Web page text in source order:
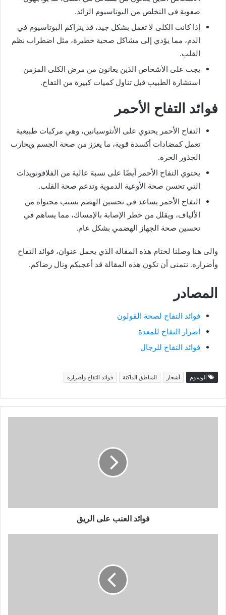
صعوبة في التخلص من البوتاسيوم الزائد.
إذا كانت الكلى لا تعمل بشكل جيد، قد يتراكم البوتاسيوم في
الدم، مما يؤدي إلى مشاكل صحية خطيرة، مثل اضطراب نظم
القلب.
يجب على الأشخاص الذين يعانون من مرض الكلى المزمن
استشارة الطبيب قبل تناول كميات كبيرة من التفاح.
فوائد التفاح الأحمر
التفاح الأحمر يحتوي على الأنثوسيانين، وهي مركبات طبيعية
تعمل كمضادات أكسدة قوية، ما يعزز من صحة الجسم ويحارب
الجذور الحرة.
يحتوي التفاح الأحمر أيضًا على نسبة عالية من الفلافونويدات
التي تحسن صحة الأوعية الدموية وتدعم صحة القلب.
التفاح الأحمر يساعد في تحسين الهضم بسبب محتواه من
الألياف، ويقلل من خطر الإصابة بالإمساك، مما يساهم في
تحسين صحة الجهاز الهضمي بشكل عام.
والى هنا وصلنا لختام هذه المقالة الذي يحمل عنوان، فوائد التفاح
وأضراره. نتمنى أن تكون هذه المقالة قد أعجبكم ونال رضاكم.
المصادر
فوائد التفاح لصحة القولون
أضرار التفاح للمعدة
فوائد التفاح للرجال
الوسوم أشجار المناطق الداكنة فوائد التفاح وأضراره
فوائد العنب على الريق